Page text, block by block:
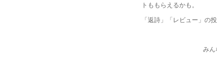
トももらえるかも。
「返詩」「レビュー」の
みん